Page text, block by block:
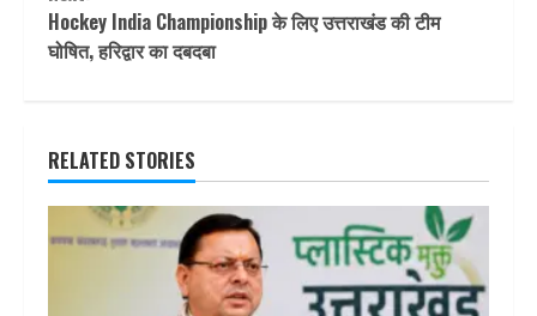
Hockey India Championship के लिए उत्तराखंड की टीम
घोषित, हरिद्वार का दबदबा
RELATED STORIES